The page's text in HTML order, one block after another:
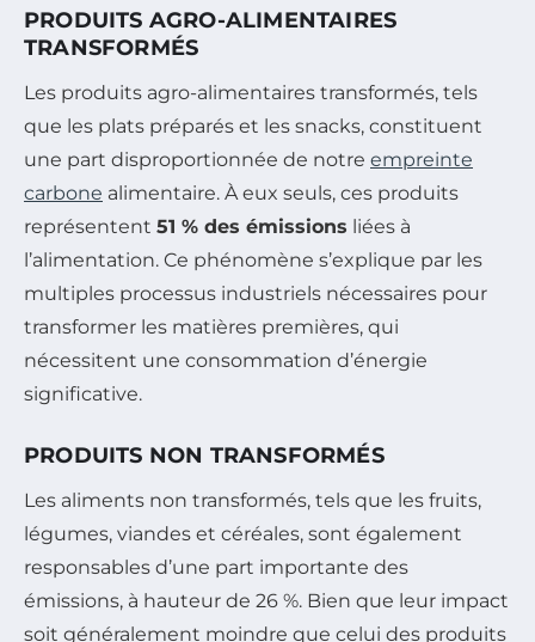
PRODUITS AGRO-ALIMENTAIRES
TRANSFORMÉS
Les produits agro-alimentaires transformés, tels
que les plats préparés et les snacks, constituent
une part disproportionnée de notre empreinte
carbone alimentaire. À eux seuls, ces produits
représentent 51 % des émissions liées à
l’alimentation. Ce phénomène s’explique par les
multiples processus industriels nécessaires pour
transformer les matières premières, qui
nécessitent une consommation d’énergie
significative.
PRODUITS NON TRANSFORMÉS
Les aliments non transformés, tels que les fruits,
légumes, viandes et céréales, sont également
responsables d’une part importante des
émissions, à hauteur de 26 %. Bien que leur impact
soit généralement moindre que celui des produits